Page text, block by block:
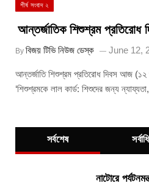
শীর্ষ সংবাদ ২
আন্তর্জাতিক শিশুশ্রম প্রতিরোধ
By বিজয় টিভি নিউজ ডেস্ক June 12,
আন্তর্জাতি শিশুশ্রম প্রতিরোধ দিবস আজ (১২
‘শিশুশ্রমকে লাল কার্ড: শিশুদের জন্য
সর্বশেষ
নাটোরে